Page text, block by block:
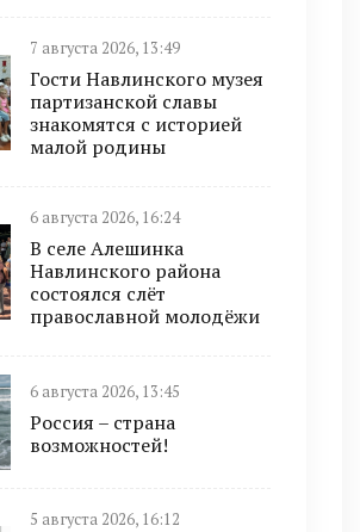
7 августа 2026, 13:49
Гости Навлинского музея
партизанской славы
знакомятся с историей
малой родины
6 августа 2026, 16:24
В селе Алешинка
Навлинского района
состоялся слёт
православной молодёжи
6 августа 2026, 13:45
Россия – страна
возможностей!
5 августа 2026, 16:12